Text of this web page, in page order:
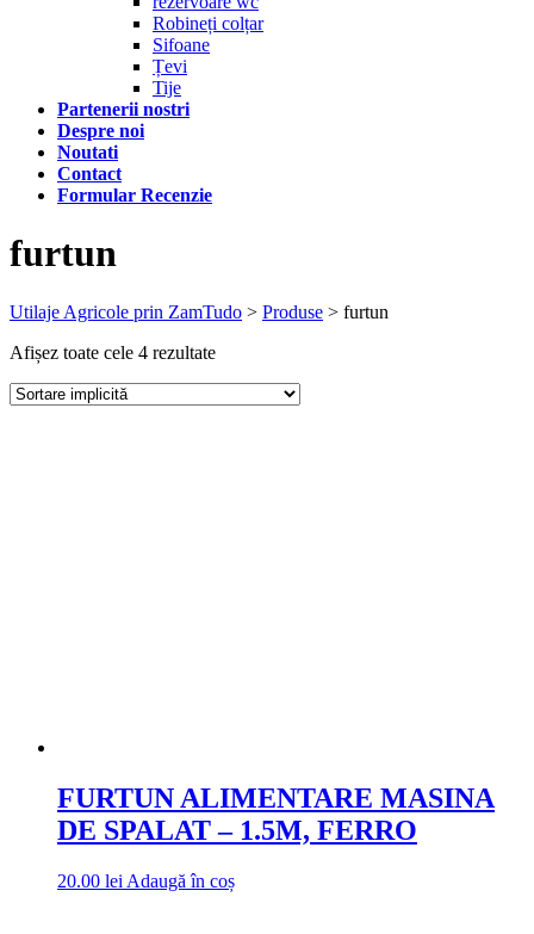
Robineți colțar
Sifoane
Țevi
Tije
Partenerii nostri
Despre noi
Noutati
Contact
Formular Recenzie
furtun
Utilaje Agricole prin ZamTudo > Produse > furtun
Afișez toate cele 4 rezultate
FURTUN ALIMENTARE MASINA
DE SPALAT – 1.5M, FERRO
20.00 lei Adaugă în coș